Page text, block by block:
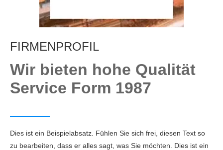
FIRMENPROFIL
Wir bieten hohe Qualität
Service Form 1987
Dies ist ein Beispielabsatz. Fühlen Sie sich frei, diesen Text so
zu bearbeiten, dass er alles sagt, was Sie möchten. Dies ist ein